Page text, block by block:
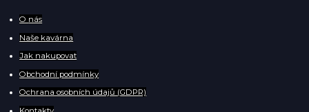
O nás
Naše kavárna
Jak nakupovat
Obchodní podmínky
Ochrana osobních údajů (GDPR)